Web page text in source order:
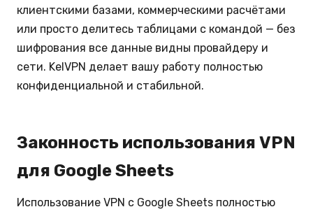
клиентскими базами, коммерческими расчётами
или просто делитесь таблицами с командой — без
шифрования все данные видны провайдеру и
сети. KelVPN делает вашу работу полностью
конфиденциальной и стабильной.
Законность использования VPN
для Google Sheets
Использование VPN с Google Sheets полностью